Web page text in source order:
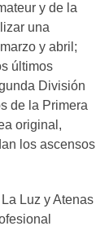
y de la
una
y abril;
últimos
División
de la Primera
original,
los ascensos
Luz y Atenas